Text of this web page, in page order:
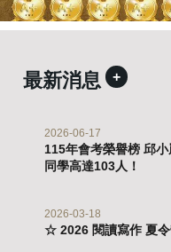
最新消息 +
2026-06-17
115年會考榮譽榜 邱
同學高達103人！
2026-03-18
☆ 2026 閱讀寫作 夏